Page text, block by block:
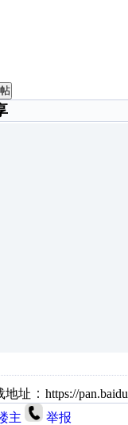
地址 ： https://
主 举报